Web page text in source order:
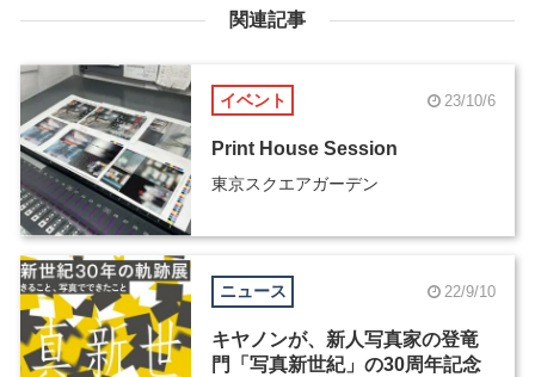
関連記事
イベント 23/10/6
Print House Session
東京スクエアガーデン
ニュース 22/9/10
キヤノンが、新人写真家の登竜
門「写真新世紀」の30周年記念